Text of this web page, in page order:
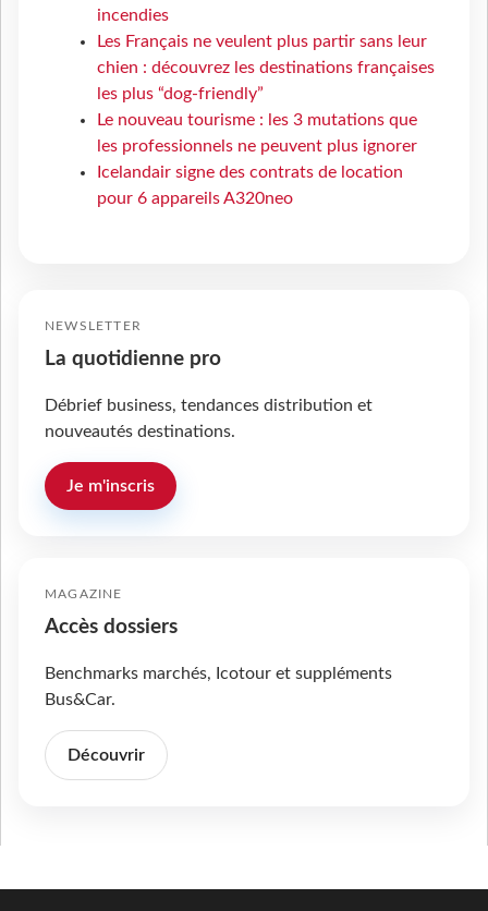
incendies
Les Français ne veulent plus partir sans leur
chien : découvrez les destinations françaises
les plus “dog-friendly”
Le nouveau tourisme : les 3 mutations que
les professionnels ne peuvent plus ignorer
Icelandair signe des contrats de location
pour 6 appareils A320neo
NEWSLETTER
La quotidienne pro
Débrief business, tendances distribution et
nouveautés destinations.
Je m'inscris
MAGAZINE
Accès dossiers
Benchmarks marchés, Icotour et suppléments
Bus&Car.
Découvrir